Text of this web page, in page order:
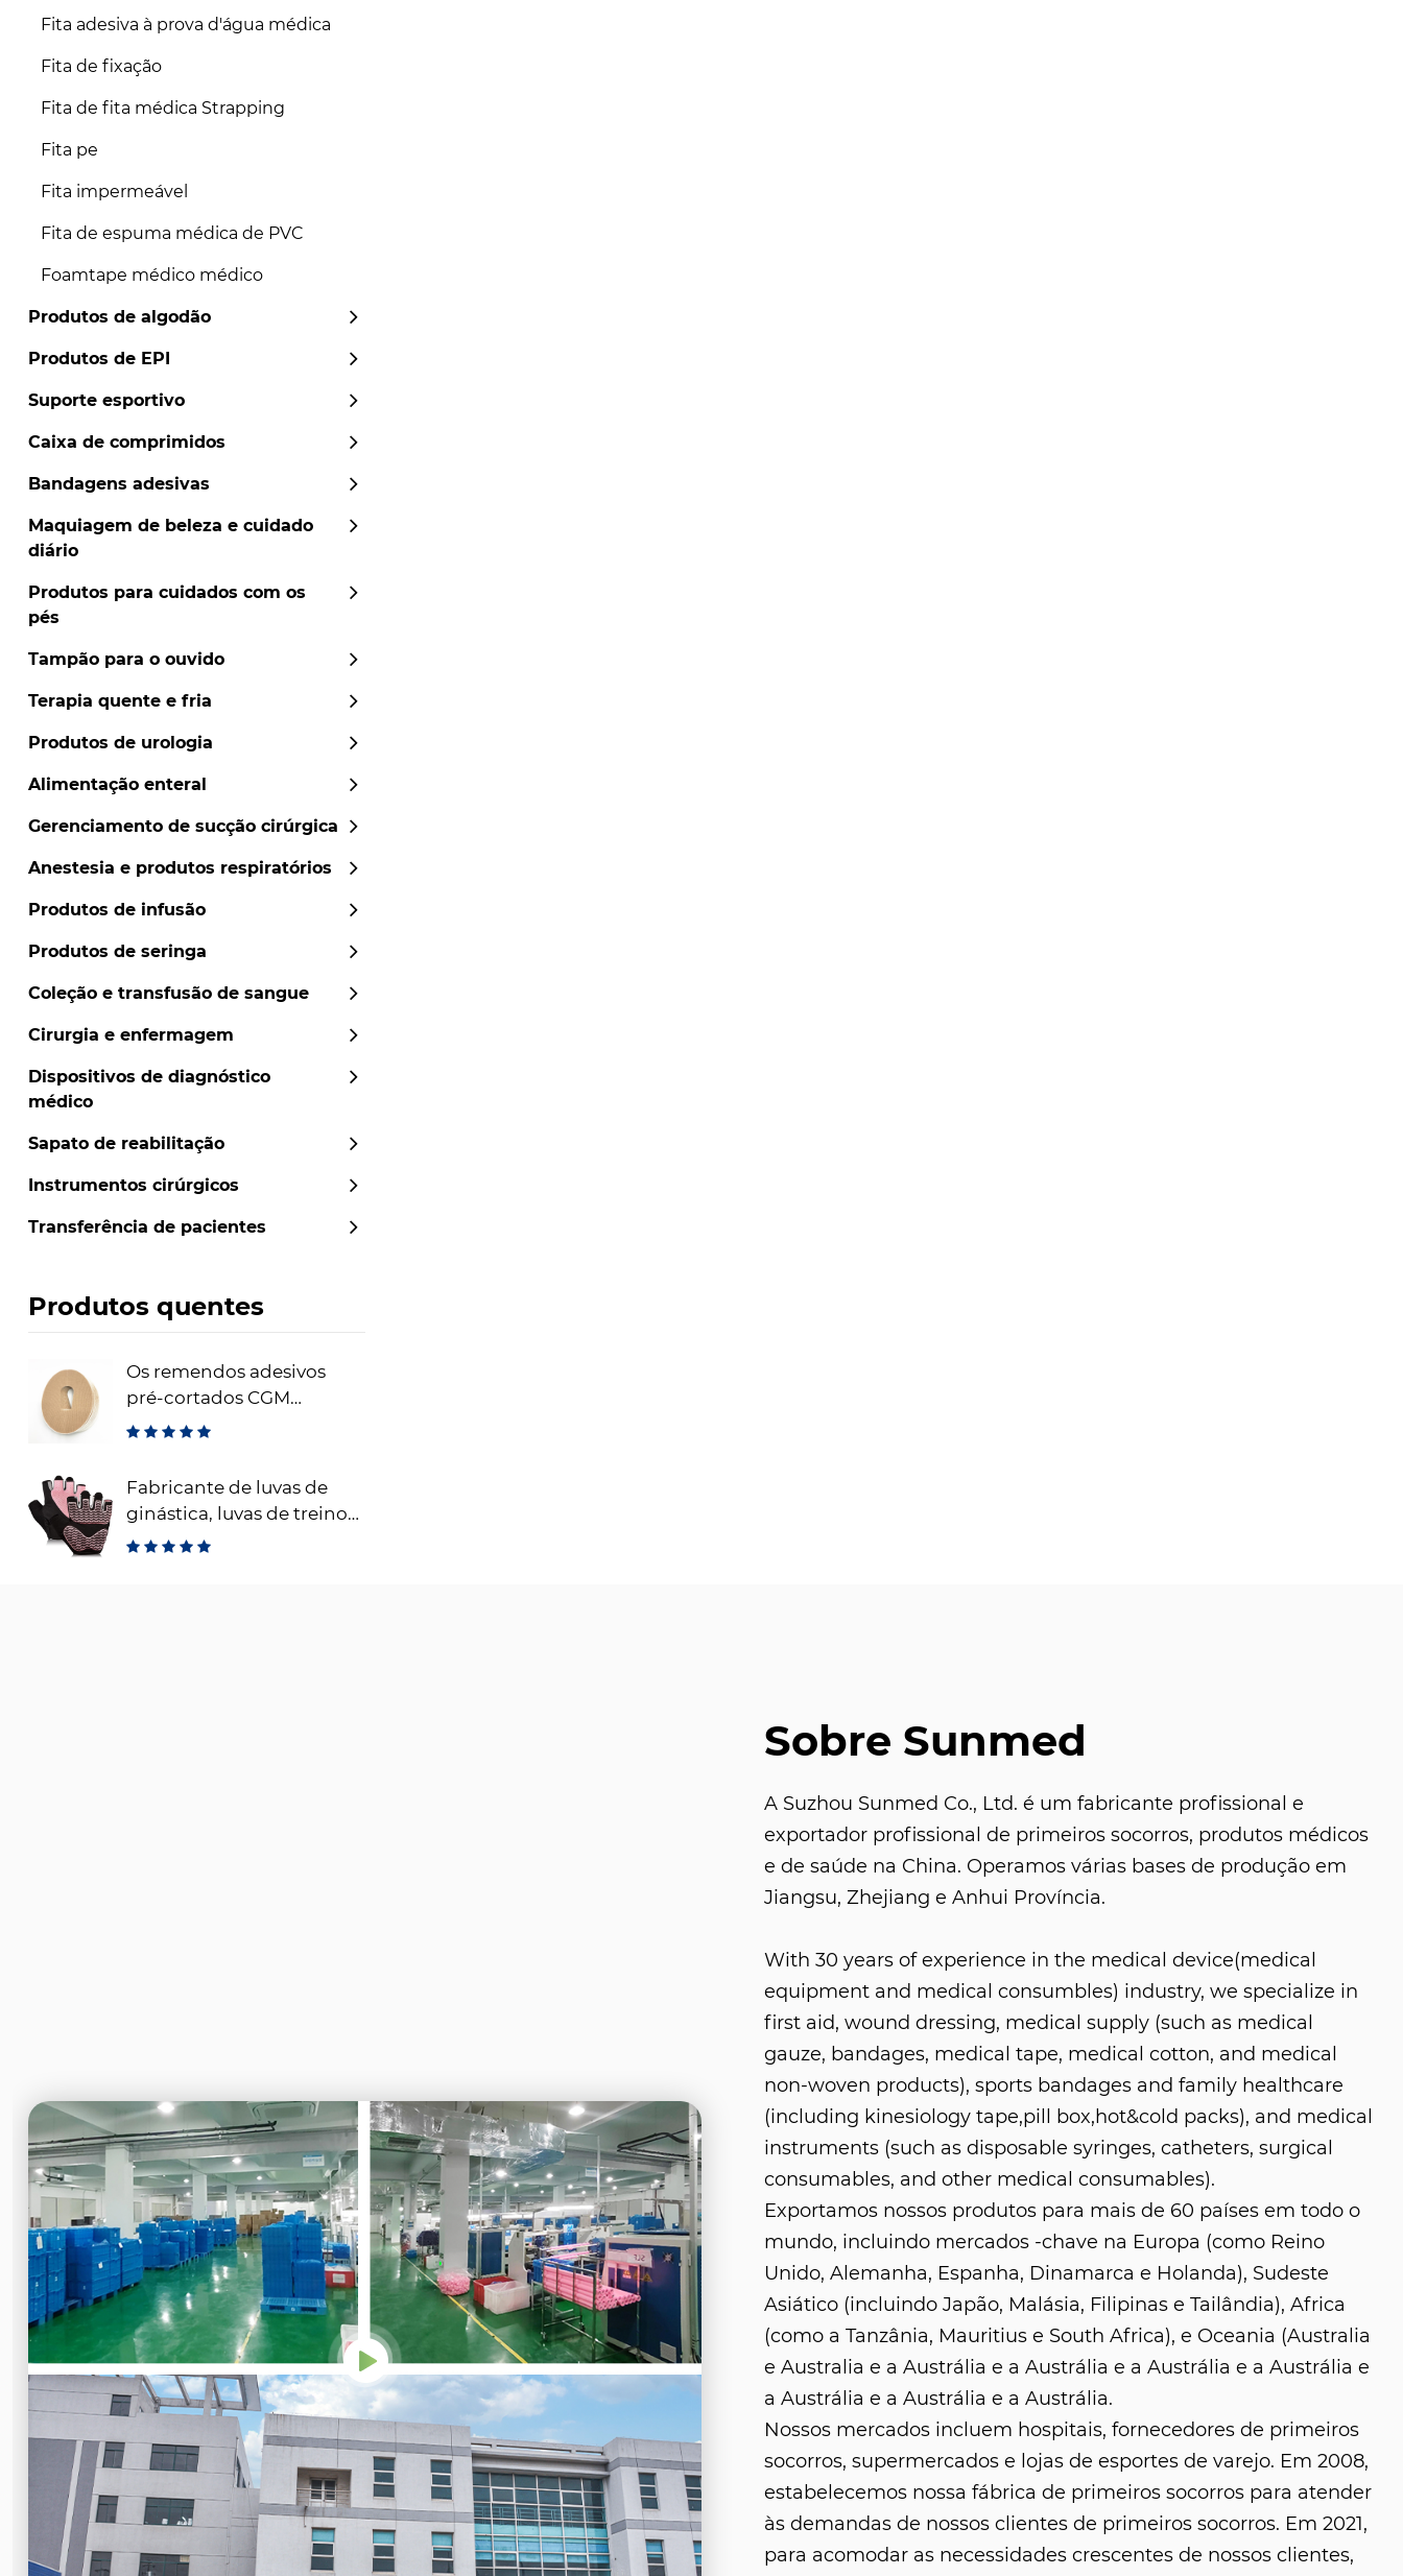
Fita adesiva à prova d'água médica
Fita de fixação
Fita de fita médica Strapping
Fita pe
Fita impermeável
Fita de espuma médica de PVC
Foamtape médico médico
Produtos de algodão
Produtos de EPI
Suporte esportivo
Caixa de comprimidos
Bandagens adesivas
Maquiagem de beleza e cuidado
diário
Produtos para cuidados com os
pés
Tampão para o ouvido
Terapia quente e fria
Produtos de urologia
Alimentação enteral
Gerenciamento de sucção cirúrgica
Anestesia e produtos respiratórios
Produtos de infusão
Produtos de seringa
Coleção e transfusão de sangue
Cirurgia e enfermagem
Dispositivos de diagnóstico
médico
Sapato de reabilitação
Instrumentos cirúrgicos
Transferência de pacientes
Produtos quentes
Os remendos adesivos
pré-cortados CGM
Dexcom remendos
sensor à prova d'água
Fabricante de luvas de
ginástica, luvas de treino
sem dedos para
Sobre Sunmed
A Suzhou Sunmed Co., Ltd. é um fabricante profissional e
exportador profissional de primeiros socorros, produtos médicos
e de saúde na China. Operamos várias bases de produção em
Jiangsu, Zhejiang e Anhui Província.
With 30 years of experience in the medical device(medical
equipment and medical consumbles) industry, we specialize in
first aid, wound dressing, medical supply (such as medical
gauze, bandages, medical tape, medical cotton, and medical
non-woven products), sports bandages and family healthcare
(including kinesiology tape,pill box,hot&cold packs), and medical
instruments (such as disposable syringes, catheters, surgical
consumables, and other medical consumables).
Exportamos nossos produtos para mais de 60 países em todo o
mundo, incluindo mercados -chave na Europa (como Reino
Unido, Alemanha, Espanha, Dinamarca e Holanda), Sudeste
Asiático (incluindo Japão, Malásia, Filipinas e Tailândia), Africa
(como a Tanzânia, Mauritius e South Africa), e Oceania (Australia
e Australia e a Austrália e a Austrália e a Austrália e a Austrália e
a Austrália e a Austrália e a Austrália.
Nossos mercados incluem hospitais, fornecedores de primeiros
socorros, supermercados e lojas de esportes de varejo. Em 2008,
estabelecemos nossa fábrica de primeiros socorros para atender
às demandas de nossos clientes de primeiros socorros. Em 2021,
para acomodar as necessidades crescentes de nossos clientes,